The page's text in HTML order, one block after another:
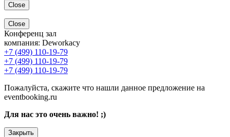
Close
Close
Конференц зал
компания: Deworkacy
+7 (499) 110-19-79
+7 (499) 110-19-79
+7 (499) 110-19-79
Пожалуйста, скажите что нашли данное предложение на
eventbooking.ru
Для нас это очень важно! ;)
Закрыть